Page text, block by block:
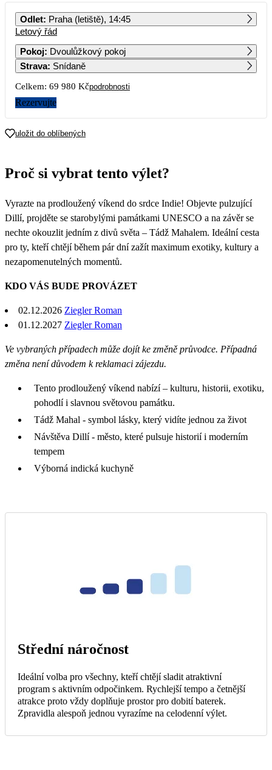
PO ÚT ST ČT PÁ SO NE
34 990
7
21
Odlet: Praha (letiště), 14:45
Letový řád
Pokoj: Dvoulůžkový pokoj
Strava: Snídaně
Celkem: 69 980 Kčpodrobnosti
Rezervujte
uložit do oblíbených
Proč si vybrat tento výlet?
Vyrazte na prodloužený víkend do srdce Indie! Objevte pulzující
Dillí, projděte se starobylými památkami UNESCO a na závěr se
nechte okouzlit jedním z divů světa – Tádž Mahalem. Ideální cesta
pro ty, kteří chtějí během pár dní zažít maximum exotiky, kultury a
nezapomenutelných momentů.
KDO VÁS BUDE PROVÁZET
02.12.2026 Ziegler Roman
01.12.2027 Ziegler Roman
Ve vybraných případech může dojít ke změně průvodce. Případná
změna není důvodem k reklamaci zájezdu.
Tento prodloužený víkend nabízí – kulturu, historii, exotiku,
pohodlí i slavnou světovou památku.
Tádž Mahal - symbol lásky, který vidíte jednou za život
Návštěva Dillí - město, které pulsuje historií i moderním
tempem
Výborná indická kuchyně
Střední náročnost
Ideální volba pro všechny, kteří chtějí sladit atraktivní
program s aktivním odpočinkem. Rychlejší tempo a četnější
atrakce proto vždy doplňuje prostor pro dobití baterek.
Zpravidla alespoň jednou vyrazíme na celodenní výlet.